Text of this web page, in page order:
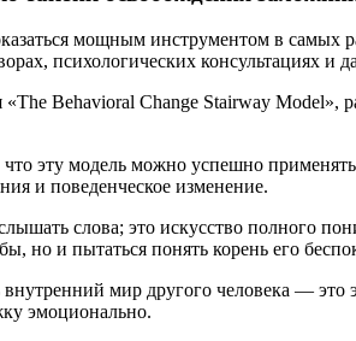
мощным инструментом в
психологических консультациях и
Behavioral Change Stairway
эту модель можно успешно
и поведенческое изменение.
слова; это искусство полного
но и пытаться понять корень его
мир другого человека —
эмоционально.